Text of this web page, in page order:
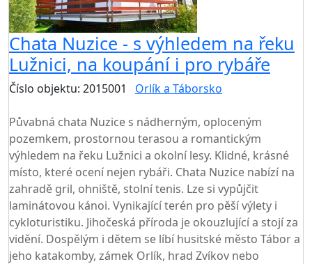
Chata Nuzice - s výhledem na řeku
Lužnici, na koupání i pro rybáře
Číslo objektu: 2015001 Orlík a Táborsko
Půvabná chata Nuzice s nádherným, oploceným
pozemkem, prostornou terasou a romantickým
výhledem na řeku Lužnici a okolní lesy. Klidné, krásné
místo, které ocení nejen rybáři. Chata Nuzice nabízí na
zahradě gril, ohniště, stolní tenis. Lze si vypůjčit
laminátovou kánoi. Vynikající terén pro pěší výlety i
cykloturistiku. Jihočeská příroda je okouzlující a stojí za
vidění. Dospělým i dětem se líbí husitské město Tábor a
jeho katakomby, zámek Orlík, hrad Zvíkov nebo